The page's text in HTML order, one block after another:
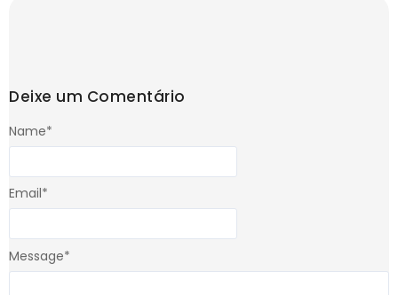
Deixe um Comentário
Message*
Name*
Email*